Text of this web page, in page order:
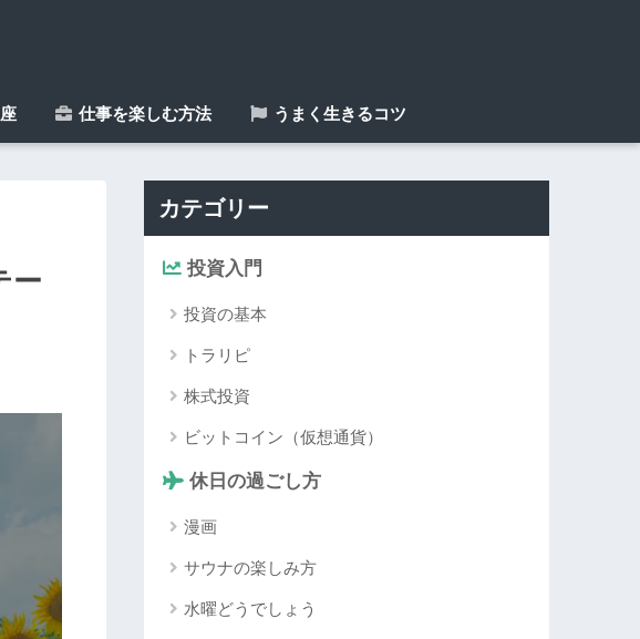
仕事を楽しむ方法 うまく生きるコツ
ー
カテゴリー
投資入門
投資の基本
トラリピ
株式投資
ビットコイン（仮想通貨）
休日の過ごし方
漫画
サウナの楽しみ方
水曜どうでしょう